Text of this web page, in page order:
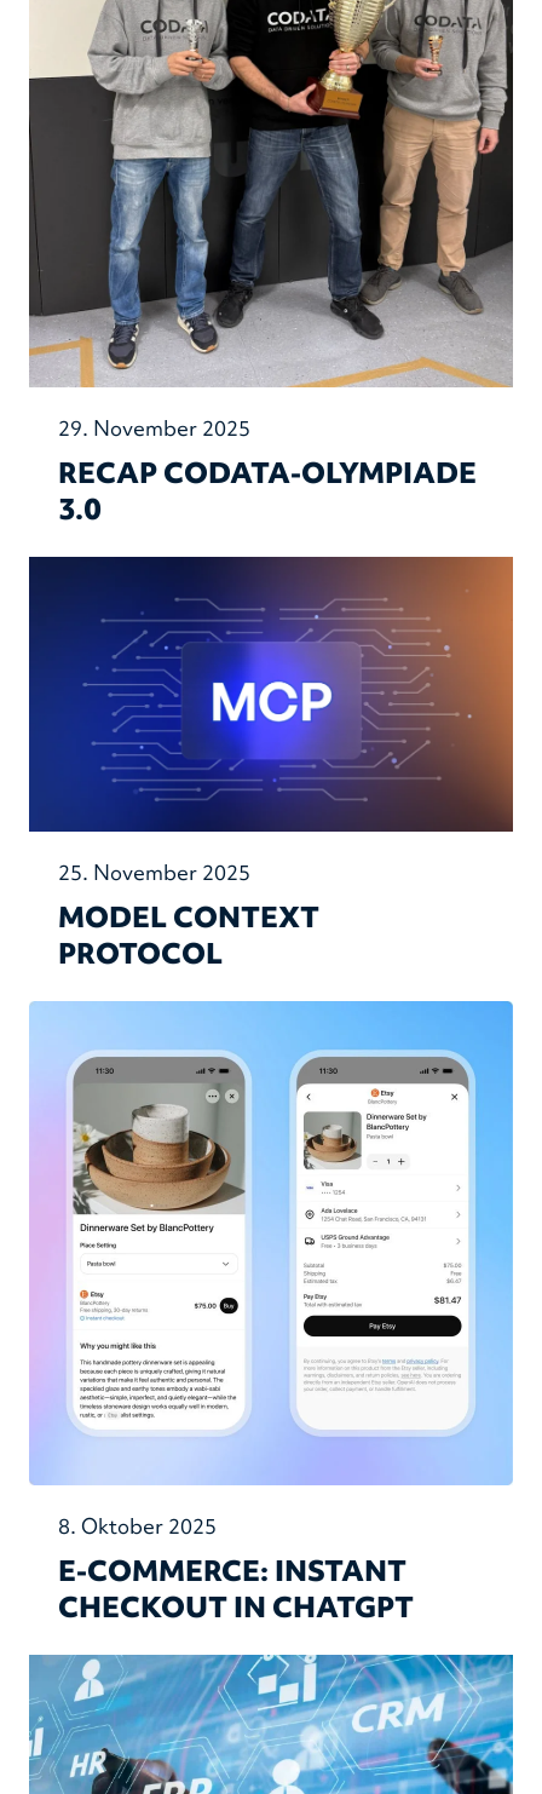
29. November 2025
RECAP CODATA-OLYMPIADE
3.0
25. November 2025
MODEL CONTEXT
PROTOCOL
8. Oktober 2025
E-COMMERCE: INSTANT
CHECKOUT IN CHATGPT